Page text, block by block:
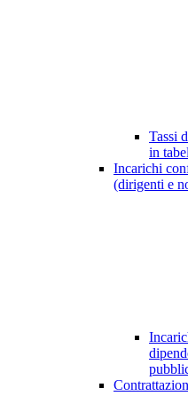
Tassi
in
Incarichi
(dirigenti e